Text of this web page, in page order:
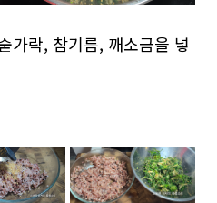
가락, 참기름, 깨소금을 넣